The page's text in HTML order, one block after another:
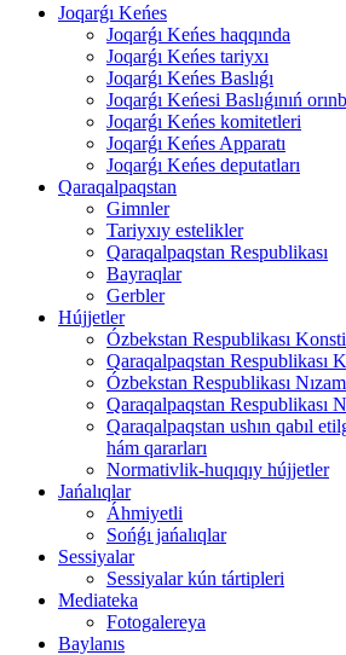
Joqarǵı Keńes
Joqarǵı Keńes haqqında
Joqarǵı Keńes tariyxı
Joqarǵı Keńes Baslıǵı
Joqarǵı Keńesi Baslıǵınıń
Joqarǵı Keńes komitetleri
Joqarǵı Keńes Apparatı
Joqarǵı Keńes deputatları
Qaraqalpaqstan
Gimnler
Tariyxıy estelikler
Qaraqalpaqstan Respublikası
Bayraqlar
Gerbler
Hújjetler
Ózbekstan Respublikası
Qaraqalpaqstan Respublikası
Ózbekstan Respublikası
Qaraqalpaqstan Respublikası
Qaraqalpaqstan ushın qabıl
hám qararları
Normativlik-huqıqıy hújjetler
Jańalıqlar
Áhmiyetli
Sońǵı jańalıqlar
Sessiyalar
Sessiyalar kún tártipleri
Mediateka
Fotogalereya
Baylanıs